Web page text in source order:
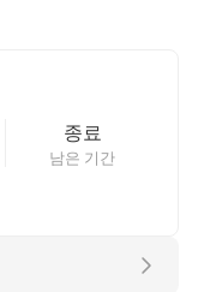
종료
남은 기간